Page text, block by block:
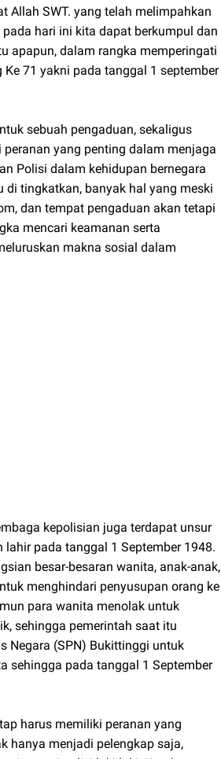
Allah SWT. yang telah melimpahkan
hari ini kita dapat berkumpul dan
apapun, dalam rangka memperingati
71 yakni pada tanggal 1 september
sebuah pengaduan, sekaligus
yang penting dalam menjaga
Polisi dalam kehidupan bernegara
di tingkatkan, banyak hal yang meski
dan tempat pengaduan akan tetapi
mencari keamanan serta
makna sosial dalam
kepolisian juga terdapat unsur
pada tanggal 1 September 1948.
besar-besaran wanita, anak-anak,
menghindari penyusupan orang ke
para wanita menolak untuk
sehingga pemerintah saat itu
Negara (SPN) Bukittinggi untuk
sehingga pada tanggal 1 September
harus memiliki peranan yang
hanya menjadi pelengkap saja,